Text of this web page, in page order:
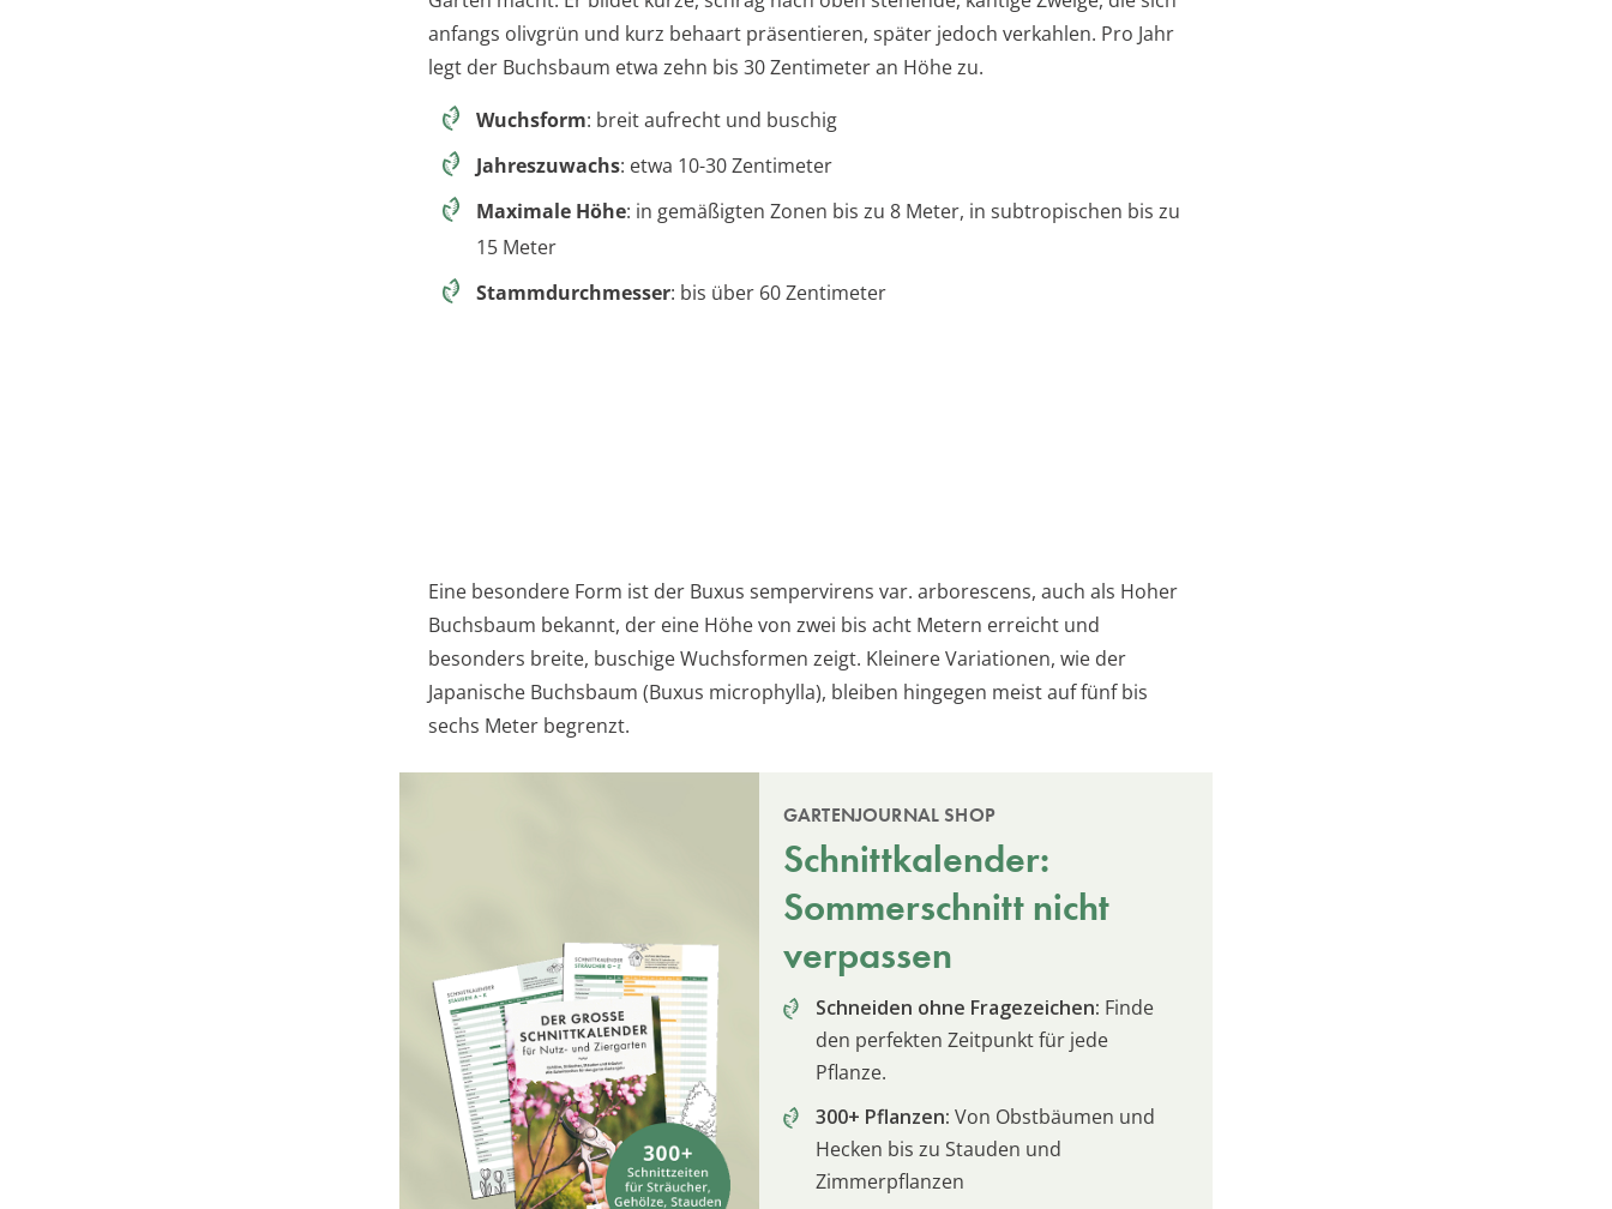
anfangs olivgrün und kurz behaart präsentieren, später jedoch verkahlen. Pro Jahr
legt der Buchsbaum etwa zehn bis 30 Zentimeter an Höhe zu.
Wuchsform: breit aufrecht und buschig
Jahreszuwachs: etwa 10-30 Zentimeter
Maximale Höhe: in gemäßigten Zonen bis zu 8 Meter, in subtropischen bis zu
15 Meter
Stammdurchmesser: bis über 60 Zentimeter
Eine besondere Form ist der Buxus sempervirens var. arborescens, auch als Hoher
Buchsbaum bekannt, der eine Höhe von zwei bis acht Metern erreicht und
besonders breite, buschige Wuchsformen zeigt. Kleinere Variationen, wie der
Japanische Buchsbaum (Buxus microphylla), bleiben hingegen meist auf fünf bis
sechs Meter begrenzt.
GARTENJOURNAL SHOP
Schnittkalender:
Sommerschnitt nicht
verpassen
Schneiden ohne Fragezeichen: Finde
den perfekten Zeitpunkt für jede
Pflanze.
300+ Pflanzen: Von Obstbäumen und
Hecken bis zu Stauden und
Zimmerpflanzen